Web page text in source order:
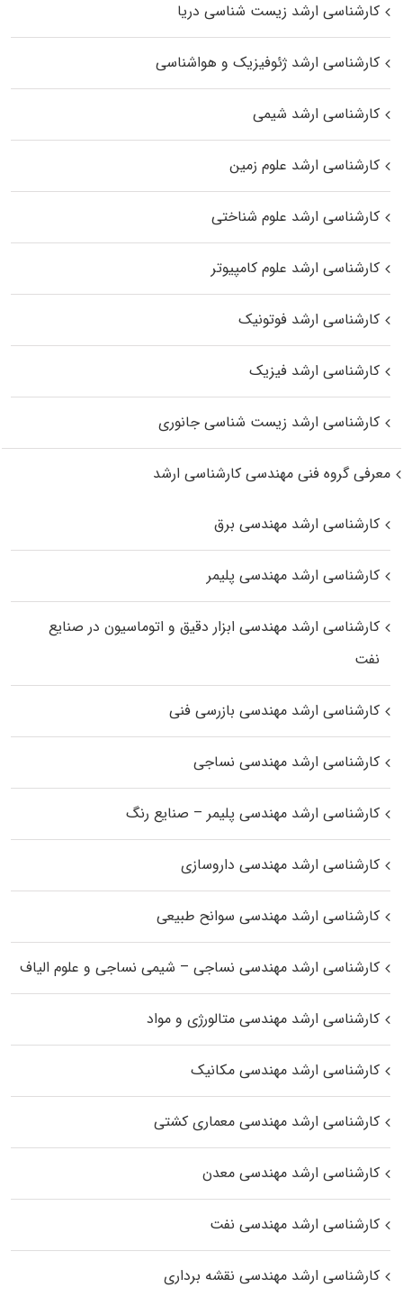
کارشناسی ارشد زیست‌ شناسی دریا
کارشناسی ارشد ژئوفیزیک و هواشناسی
کارشناسی ارشد شیمی
کارشناسی ارشد علوم زمین
کارشناسی ارشد علوم شناختی
کارشناسی ارشد علوم کامپیوتر
کارشناسی ارشد فوتونیک
کارشناسی ارشد فیزیک
کارشناسی ارشد زیست‌ شناسی جانوری
معرفی گروه فنی مهندسی کارشناسی ارشد
کارشناسی ارشد مهندسی برق
کارشناسی ارشد مهندسی پلیمر
کارشناسی ارشد مهندسی ابزار دقیق و اتوماسیون در صنایع
نفت
کارشناسی ارشد مهندسی بازرسی فنی
کارشناسی ارشد مهندسی نساجی
کارشناسی ارشد مهندسی پلیمر – صنایع رنگ
کارشناسی ارشد مهندسی داروسازی
کارشناسی ارشد مهندسی سوانح طبیعی
کارشناسی ارشد مهندسی نساجی – شیمی نساجی و علوم الیاف
کارشناسی ارشد مهندسی متالورژی و مواد
کارشناسی ارشد مهندسی مکانیک
کارشناسی ارشد مهندسی معماری کشتی
کارشناسی ارشد مهندسی معدن
کارشناسی ارشد مهندسی نفت
کارشناسی ارشد مهندسی نقشه برداری